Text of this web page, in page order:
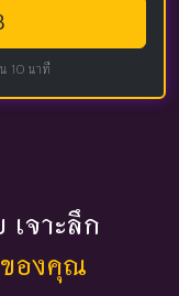
10 นาที
จาะลึก
องคุณ